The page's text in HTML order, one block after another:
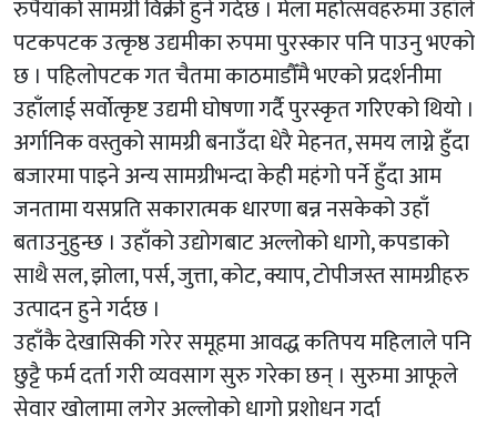
रुपैयाँको सामग्री विक्री हुने गर्दछ । मेला महोत्सवहरुमा उहाँले
पटकपटक उत्कृष्ठ उद्यमीका रुपमा पुरस्कार पनि पाउनु भएको
छ । पहिलोपटक गत चैतमा काठमाडौँमै भएको प्रदर्शनीमा
उहाँलाई सर्वोत्कृष्ट उद्यमी घोषणा गर्दै पुरस्कृत गरिएको थियो ।
अर्गानिक वस्तुको सामग्री बनाउँदा धेरै मेहनत, समय लाग्ने हुँदा
बजारमा पाइने अन्य सामग्रीभन्दा केही महंगो पर्ने हुँदा आम
जनतामा यसप्रति सकारात्मक धारणा बन्न नसकेको उहाँ
बताउनुहुन्छ । उहाँको उद्योगबाट अल्लोको धागो, कपडाको
साथै सल, झोला, पर्स, जुत्ता, कोट, क्याप, टोपीजस्त सामग्रीहरु
उत्पादन हुने गर्दछ ।
उहाँकै देखासिकी गरेर समूहमा आवद्ध कतिपय महिलाले पनि
छुट्टै फर्म दर्ता गरी व्यवसाग सुरु गरेका छन् । सुरुमा आफूले
सेवार खोलामा लगेर अल्लोको धागो प्रशोधन गर्दा